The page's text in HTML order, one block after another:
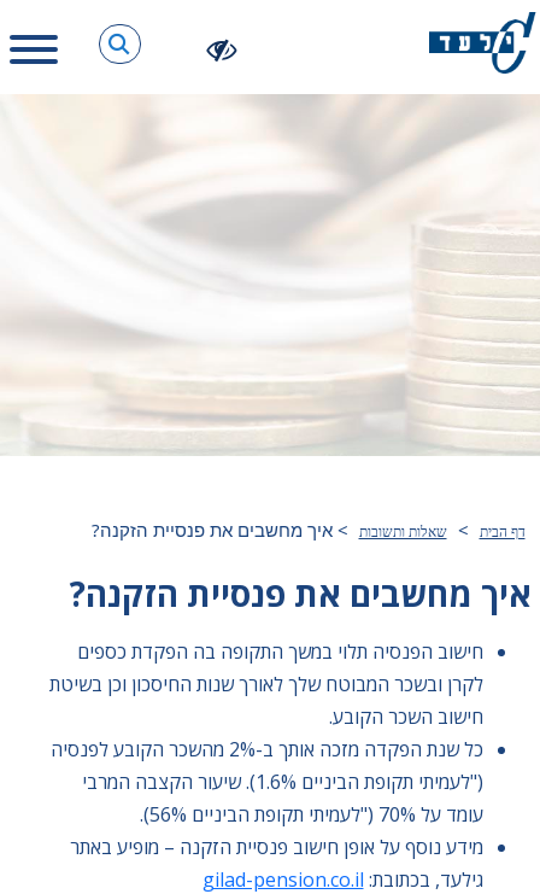
דף הבית > שאלות ותשובות >איך מחשבים את פנסיית הזקנה?
איך מחשבים את פנסיית הזקנה?
חישוב הפנסיה תלוי במשך התקופה בה הפקדת כספים
לקרן ובשכר המבוטח שלך לאורך שנות החיסכון וכן בשיטת
חישוב השכר הקובע.
כל שנת הפקדה מזכה אותך ב-2% מהשכר הקובע לפנסיה
("לעמיתי תקופת הביניים 1.6%). שיעור הקצבה המרבי
עומד על 70% ("לעמיתי תקופת הביניים 56%).
מידע נוסף על אופן חישוב פנסיית הזקנה – מופיע באתר
גילעד, בכתובת: gilad-pension.co.il